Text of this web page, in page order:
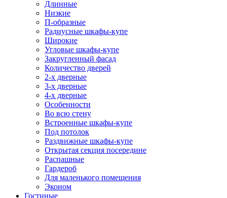
Длинные
Низкие
П-образные
Радиусные шкафы-купе
Широкие
Угловые шкафы-купе
Закругленный фасад
Количество дверей
2-х дверные
3-х дверные
4-х дверные
Особенности
Во всю стену
Встроенные шкафы-купе
Под потолок
Раздвижные шкафы-купе
Открытая секция посередине
Распашные
Гардероб
Для маленького помещения
Эконом
Гостиные